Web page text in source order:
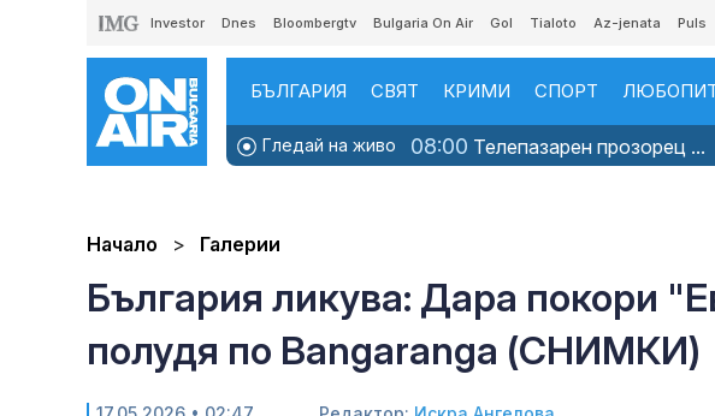
Investor Dnes Bloombergtv Bulgaria On Air Gol Tialoto Az-jenata Puls
БЪЛГАРИЯ СВЯТ КРИМИ СПОРТ
Гледай на живо 08:00 Телепазарен прозорец ...
Начало Галерии
България ликува: Дара покори
полудя по Bangaranga (СНИМКИ)